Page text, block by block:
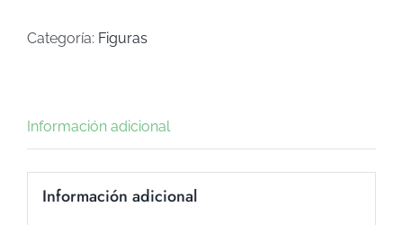
603)
Categoría: Figuras
Información adicional
Información adicional